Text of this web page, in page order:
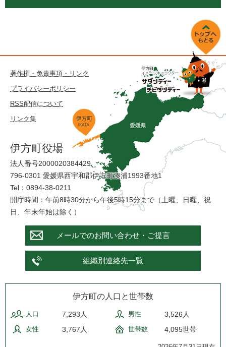
著作権・免責事項・リンク
プライバシーポリシー
RSS配信について
リンク集
伊方町役場
法人番号2000020384429
796-0301 愛媛県西宇和郡伊方町湊浦1993番地1
Tel：0894-38-0211
開庁時間：午前8時30分から午後5時15分まで（土曜、日曜、祝
日、年末年始は除く）
メールでのお問い合わせ・ご提言
組織別連絡先一覧
伊方町の人口と世帯数
人口 7,293人 男性 3,526人
女性 3,767人 世帯数 4,095世帯